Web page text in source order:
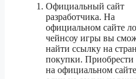
Официальный сайт
разработчика. На
официальном сайте
чейнсоу игры вы
найти ссылку на
покупки. Приобрести
на официальном